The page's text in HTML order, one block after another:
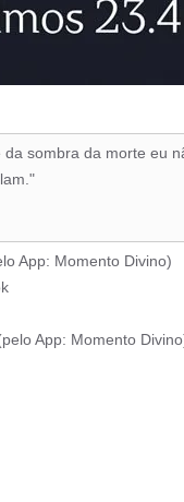
sombra da morte eu
App: Momento Divino)
App: Momento Divino